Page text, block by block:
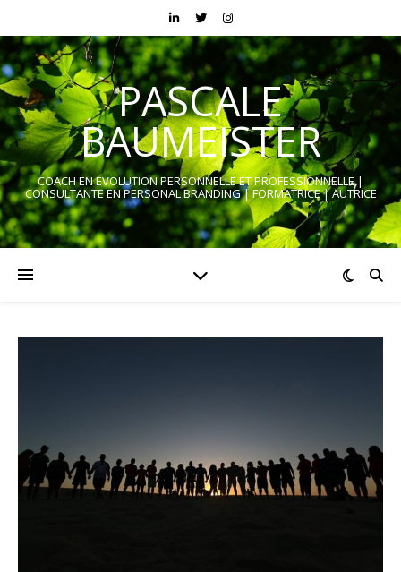
PASCALE
BAUMEISTER
COACH EN EVOLUTION PERSONNELLE ET PROFESSIONNELLE |
CONSULTANTE EN PERSONAL BRANDING | FORMATRICE | AUTRICE